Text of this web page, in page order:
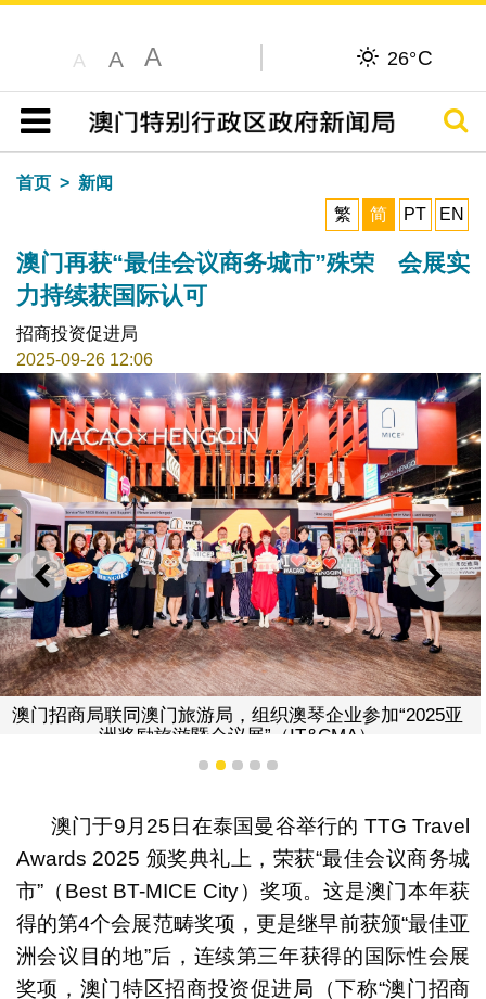
A A A 26°C
目录
搜寻
首页
新闻
繁
简 PT EN
澳门再获“最佳会议商务城市”殊荣 会展实
力持续获国际认可
招商投资促进局
2025-09-26 12:06
上一则 下一
澳门招商局联同澳门旅游局，组织澳琴企业参加“2025亚
洲奖励旅游暨会议展”（IT&CMA）
1 2 3 4 5
澳门于9月25日在泰国曼谷举行的 TTG Travel
Awards 2025 颁奖典礼上，荣获“最佳会议商务城
市”（Best BT-MICE City）奖项。这是澳门本年获
得的第4个会展范畴奖项，更是继早前获颁“最佳亚
洲会议目的地”后，连续第三年获得的国际性会展
奖项，澳门特区招商投资促进局（下称“澳门招商